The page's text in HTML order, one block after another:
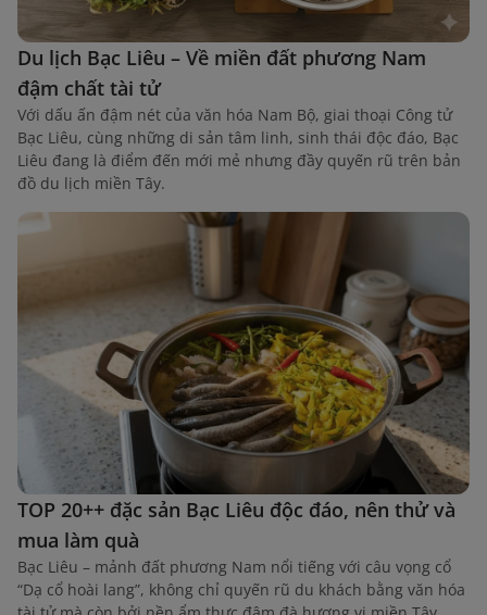
Du lịch Bạc Liêu – Về miền đất phương Nam
đậm chất tài tử
Với dấu ấn đậm nét của văn hóa Nam Bộ, giai thoại Công tử
Bạc Liêu, cùng những di sản tâm linh, sinh thái độc đáo, Bạc
Liêu đang là điểm đến mới mẻ nhưng đầy quyến rũ trên bản
đồ du lịch miền Tây.
TOP 20++ đặc sản Bạc Liêu độc đáo, nên thử và
mua làm quà
Bạc Liêu – mảnh đất phương Nam nổi tiếng với câu vọng cổ
“Dạ cổ hoài lang”, không chỉ quyến rũ du khách bằng văn hóa